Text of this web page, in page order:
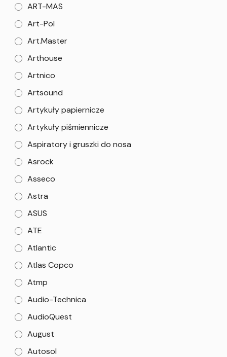
ART-MAS
Art-Pol
Art.Master
Arthouse
Artnico
Artsound
Artykuły papiernicze
Artykuły piśmiennicze
Aspiratory i gruszki do nosa
Asrock
Asseco
Astra
ASUS
ATE
Atlantic
Atlas Copco
Atmp
Audio-Technica
AudioQuest
August
Autosol